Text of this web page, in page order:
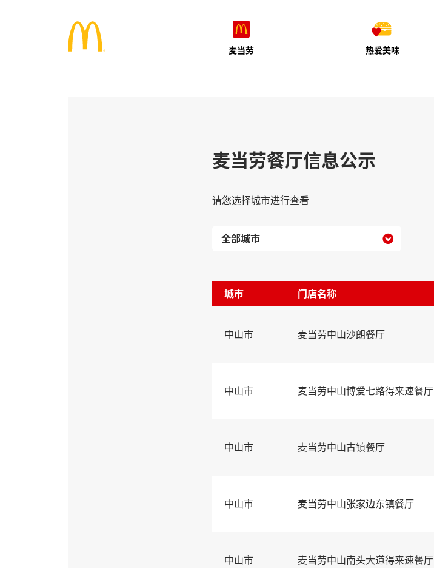
麦当劳 热爱美味
麦当劳餐厅信息公示
请您选择城市进行查看

城市 门店名称
中山市 麦当劳中山沙朗餐厅
中山市 麦当劳中山博爱七路得来速餐厅
中山市 麦当劳中山古镇餐厅
中山市 麦当劳中山张家边东镇餐厅
中山市 麦当劳中山南头大道得来速餐厅